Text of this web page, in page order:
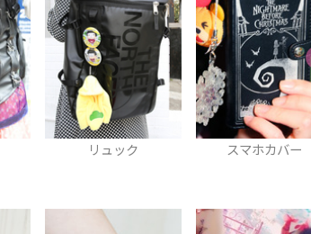
リュック スマホカバー